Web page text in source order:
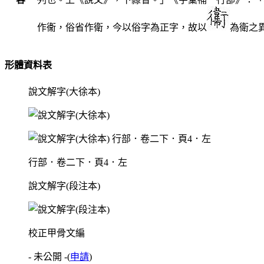
作衞，俗省作衛，今以俗字為正字，故以 為衛之
形體資料表
說文解字(大徐本)
行部．卷二下．頁4．左
說文解字(段注本)
校正甲骨文編
- 未公開 -(申請)